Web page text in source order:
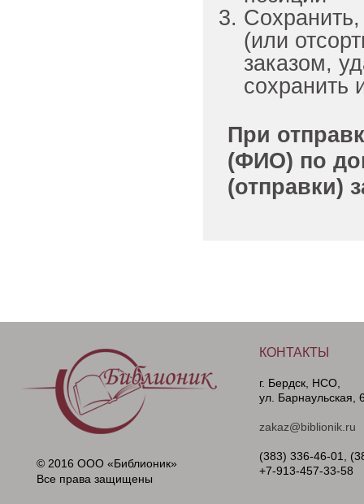
Сохранить,
(или
заказом,
сохранить
При
(ФИО) по
(отправки)
© 2016 ООО «Библионик»
Все права защищены
КОНТАКТЫ
г. Бердск, НСО,
ул. Барнаульская,
zakaz@biblionik.ru
(383) 336-46-01,
+7-913-457-33-58